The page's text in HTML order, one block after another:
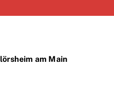
am Main